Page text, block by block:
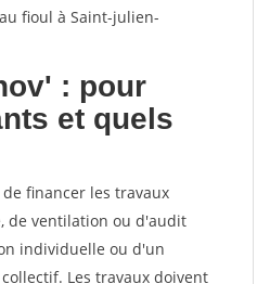
fioul à Saint-julien-
: pour
et quels
financer les travaux
de ventilation ou d'audit
individuelle ou d'un
Les travaux doivent